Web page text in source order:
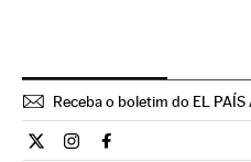
Receba o boletim do EL PAÍS
Internacional El País Brasil
Internacional El País
Internacional El